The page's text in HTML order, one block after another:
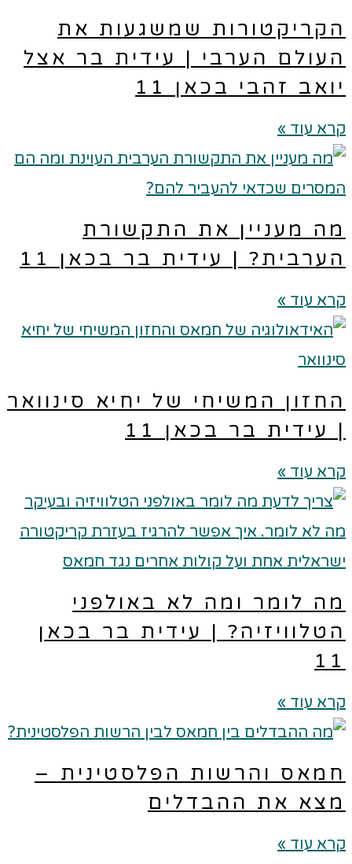
שמשגעות את
הערבי | עידית בר אצל
זהבי בכאן 11
עוד »
מעניין את התקשורת
| עידית בר בכאן 11
עוד »
המשיחי של יחיא סינוואר
בר בכאן 11
עוד »
לומר ומה לא באולפני
| עידית בר בכאן
עוד »
והרשות הפלסטינית –
את ההבדלים
עוד »